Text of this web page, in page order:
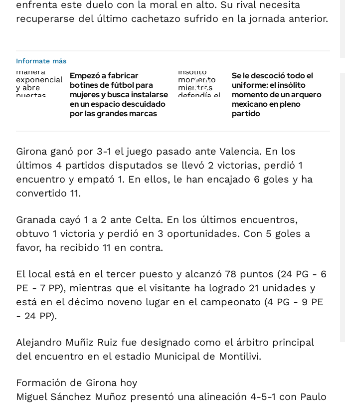
enfrenta este duelo con la moral en alto. Su rival necesita
recuperarse del último cachetazo sufrido en la jornada anterior.
Informate más
Empezó a fabricar
botines de fútbol para
mujeres y busca instalarse
en un espacio descuidado
por las grandes marcas
Se le descoció todo el
uniforme: el insólito
momento de un arquero
mexicano en pleno
partido
Girona ganó por 3-1 el juego pasado ante Valencia. En los
últimos 4 partidos disputados se llevó 2 victorias, perdió 1
encuentro y empató 1. En ellos, le han encajado 6 goles y ha
convertido 11.
Granada cayó 1 a 2 ante Celta. En los últimos encuentros,
obtuvo 1 victoria y perdió en 3 oportunidades. Con 5 goles a
favor, ha recibido 11 en contra.
El local está en el tercer puesto y alcanzó 78 puntos (24 PG - 6
PE - 7 PP), mientras que el visitante ha logrado 21 unidades y
está en el décimo noveno lugar en el campeonato (4 PG - 9 PE
- 24 PP).
Alejandro Muñiz Ruiz fue designado como el árbitro principal
del encuentro en el estadio Municipal de Montilivi.
Formación de Girona hoy
Miguel Sánchez Muñoz presentó una alineación 4-5-1 con Paulo